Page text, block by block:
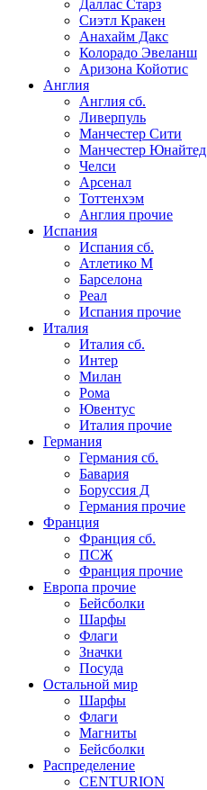
Даллас Старз
Сиэтл Кракен
Анахайм Дакс
Колорадо Эвеланш
Аризона Койотис
Англия
Англия сб.
Ливерпуль
Манчестер Сити
Манчестер Юнайтед
Челси
Арсенал
Тоттенхэм
Англия прочие
Испания
Испания сб.
Атлетико М
Барселона
Реал
Испания прочие
Италия
Италия сб.
Интер
Милан
Рома
Ювентус
Италия прочие
Германия
Германия сб.
Бавария
Боруссия Д
Германия прочие
Франция
Франция сб.
ПСЖ
Франция прочие
Европа прочие
Бейсболки
Шарфы
Флаги
Значки
Посуда
Остальной мир
Шарфы
Флаги
Магниты
Бейсболки
Распределение
CENTURION